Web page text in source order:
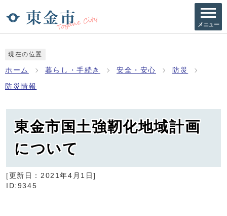
メニュー
現在の位置
ホーム 暮らし・手続き 安全・安心 防災
防災情報
東金市国土強靭化地域計画
について
[更新日： 2021年4月1日]
ID:9345